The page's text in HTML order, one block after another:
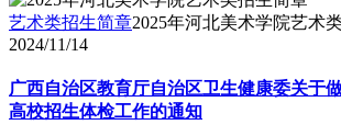
艺术类招生简章2025年河北美术学院艺术
2024/11/14
广西自治区教育厅自治区卫生健康委关于
高校招生体检工作的通知